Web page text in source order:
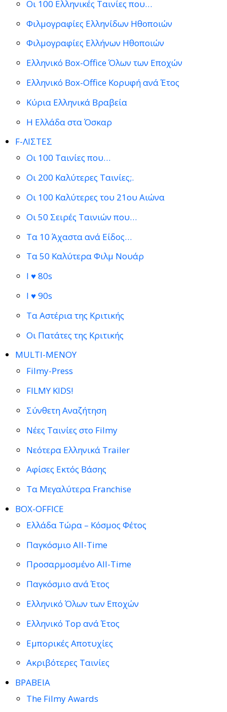
Οι 100 Ελληνικές Ταινίες που…
Φιλμογραφίες Ελληνίδων Ηθοποιών
Φιλμογραφίες Ελλήνων Ηθοποιών
Ελληνικό Box-Office Όλων των Εποχών
Ελληνικό Box-Office Κορυφή ανά Έτος
Κύρια Ελληνικά Βραβεία
Η Ελλάδα στα Όσκαρ
F-ΛΙΣΤΕΣ
Οι 100 Ταινίες που…
Οι 200 Καλύτερες Ταινίες;.
Οι 100 Καλύτερες του 21ου Αιώνα
Οι 50 Σειρές Ταινιών που…
Τα 10 Άχαστα ανά Είδος…
Τα 50 Καλύτερα Φιλμ Νουάρ
I ♥ 80s
I ♥ 90s
Τα Αστέρια της Κριτικής
Οι Πατάτες της Κριτικής
MULTI-ΜΕΝΟΥ
Filmy-Press
FILMY KIDS!
Σύνθετη Αναζήτηση
Νέες Ταινίες στο Filmy
Νεότερα Ελληνικά Trailer
Αφίσες Εκτός Βάσης
Τα Μεγαλύτερα Franchise
BOX-OFFICE
Ελλάδα Τώρα – Κόσμος Φέτος
Παγκόσμιο All-Time
Προσαρμοσμένο All-Time
Παγκόσμιο ανά Έτος
Ελληνικό Όλων των Εποχών
Ελληνικό Top ανά Έτος
Εμπορικές Αποτυχίες
Ακριβότερες Ταινίες
ΒΡΑΒΕΙΑ
The Filmy Awards